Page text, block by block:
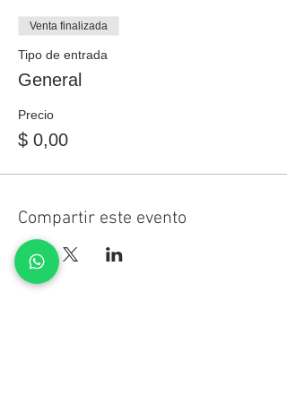
Venta finalizada
Tipo de entrada
General
Precio
$ 0,00
Compartir este evento